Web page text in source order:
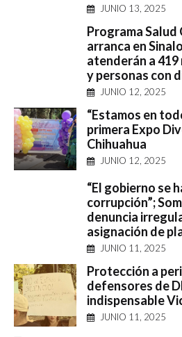
JUNIO 13, 2025
Programa Salud
arranca en
atenderán a
y personas con
JUNIO 12, 2025
“Estamos en
primera Expo
Chihuahua
JUNIO 12, 2025
“El gobierno se
corrupción”;
denuncia
asignación de
JUNIO 11, 2025
Protección a
defensores de
indispensable
JUNIO 11, 2025